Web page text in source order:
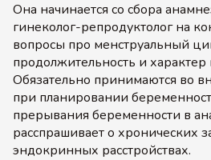
Она начинается со сбора
гинеколог-репродуктолог на
вопросы про менструальный
продолжительность и
Обязательно принимаются во
при планировании
прерывания беременности в
расспрашивает о хронических
эндокринных расстройствах.